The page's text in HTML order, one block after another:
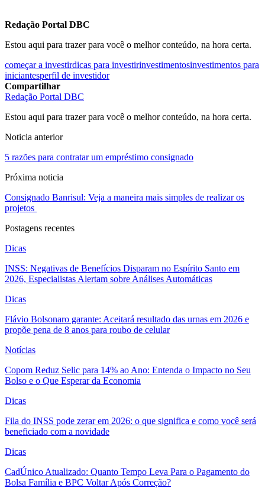
Redação Portal DBC
Estou aqui para trazer para você o melhor conteúdo, na hora certa.
começar a investirdicas para investirinvestimentosinvestimentos para
iniciantesperfil de investidor
Compartilhar
Redação Portal DBC
Estou aqui para trazer para você o melhor conteúdo, na hora certa.
Noticia anterior
5 razões para contratar um empréstimo consignado
Próxima noticia
Consignado Banrisul: Veja a maneira mais simples de realizar os
projetos
Postagens recentes
Dicas
INSS: Negativas de Benefícios Disparam no Espírito Santo em
2026, Especialistas Alertam sobre Análises Automáticas
Dicas
Flávio Bolsonaro garante: Aceitará resultado das urnas em 2026 e
propõe pena de 8 anos para roubo de celular
Notícias
Copom Reduz Selic para 14% ao Ano: Entenda o Impacto no Seu
Bolso e o Que Esperar da Economia
Dicas
Fila do INSS pode zerar em 2026: o que significa e como você será
beneficiado com a novidade
Dicas
CadÚnico Atualizado: Quanto Tempo Leva Para o Pagamento do
Bolsa Família e BPC Voltar Após Correção?